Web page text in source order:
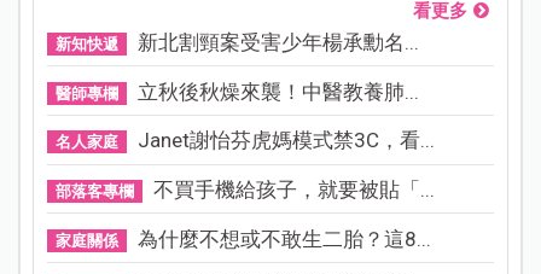
看更多
新知快遞 新北割頸案受害少年楊承勳名...
醫師專欄 立秋後秋燥來襲！中醫教養肺...
名人家庭 Janet謝怡芬虎媽模式禁3C，看...
部落客專欄 不買手機給孩子，就要被貼「...
家庭關係 為什麼不想或不敢生二胎？這8...